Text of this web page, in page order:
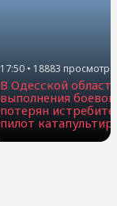
17:50 • 18883 просмотра
В Одесской
выполнения
потерян
пилот